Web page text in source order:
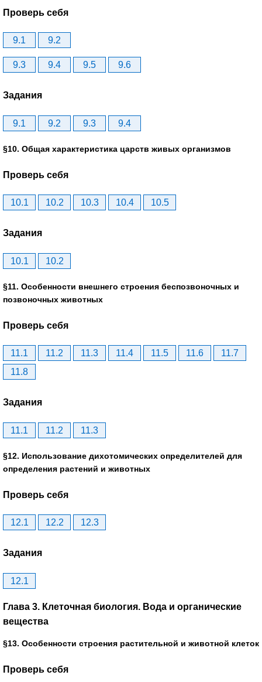
Проверь себя
9.1 9.2
9.3 9.4 9.5 9.6
Задания
9.1 9.2 9.3 9.4
§10. Общая характеристика царств живых организмов
Проверь себя
10.1 10.2 10.3 10.4 10.5
Задания
10.1 10.2
§11. Особенности внешнего строения беспозвоночных и
позвоночных животных
Проверь себя
11.1 11.2 11.3 11.4 11.5 11.6
11.7
11.8
Задания
11.1 11.2 11.3
§12. Использование дихотомических определителей для
определения растений и животных
Проверь себя
12.1 12.2 12.3
Задания
12.1
Глава 3. Клеточная биология. Вода и органические
вещества
§13. Особенности строения растительной и животной клеток
Проверь себя